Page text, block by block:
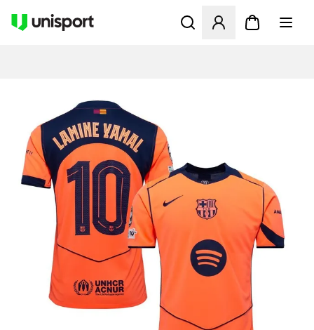
Åbner en Modal til at